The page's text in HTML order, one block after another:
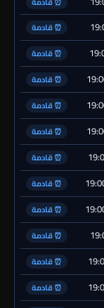
⏰ قادمة
⏰ قادمة
⏰ قادمة
⏰ قادمة
⏰ قادمة
⏰ قادمة
⏰ قادمة
⏰ قادمة
⏰ قادمة
⏰ قادمة
⏰ قادمة